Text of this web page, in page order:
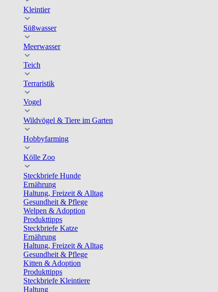
Kleintier
Süßwasser
Meerwasser
Teich
Terraristik
Vogel
Wildvögel & Tiere im Garten
Hobbyfarming
Kölle Zoo
Steckbriefe Hunde
Ernährung
Haltung, Freizeit & Alltag
Gesundheit & Pflege
Welpen & Adoption
Produkttipps
Steckbriefe Katze
Ernährung
Haltung, Freizeit & Alltag
Gesundheit & Pflege
Kitten & Adoption
Produkttipps
Steckbriefe Kleintiere
Haltung